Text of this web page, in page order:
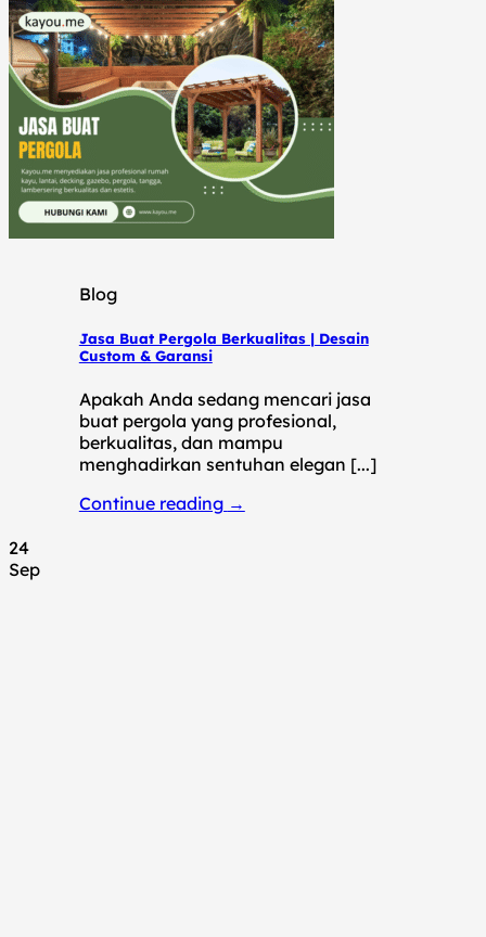
Blog
Jasa Buat Pergola Berkualitas | Desain
Custom & Garansi
Apakah Anda sedang mencari jasa
buat pergola yang profesional,
berkualitas, dan mampu
menghadirkan sentuhan elegan [...]
Continue reading →
24
Sep